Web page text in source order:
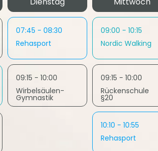
07:45 - 08:30
Rehasport
09:15 - 10:00
Wirbelsäulen-
Gymnastik
09:00 - 10:15
Nordic Walking
09:15 - 10:00
Rückenschule
§20
10:10 - 10:55
Rehasport